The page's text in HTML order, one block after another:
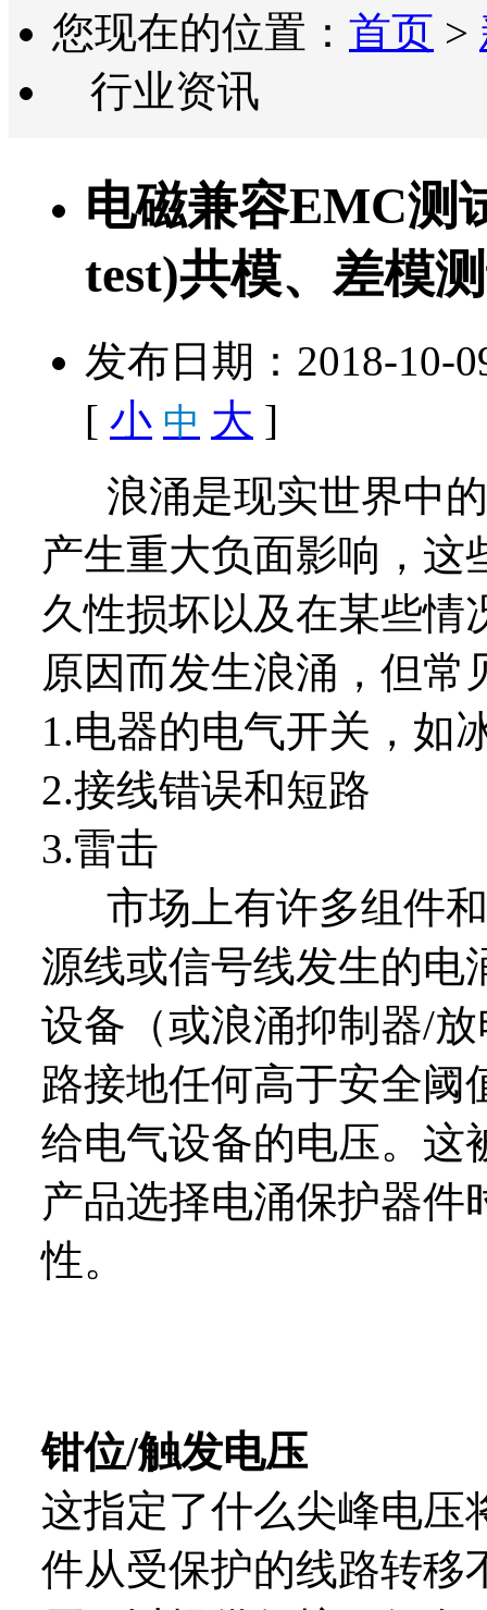
您现在的位置： 首页 >
行业资讯
电磁兼容EMC测
test)共模、差模
发布日期：2018-10-
[ 小 中 大 ]
浪涌是现实世界中的
产生重大负面影响，这
久性损坏以及在某些情
原因而发生浪涌，但常
1.电器的电气开关，如
2.接线错误和短路
3.雷击
市场上有许多组件和
源线或信号线发生的电
设备（或浪涌抑制器/
路接地任何高于安全阈
给电气设备的电压。这
产品选择电涌保护器件
性。
钳位/触发电压
这指定了什么尖峰电压
件从受保护的线路转移